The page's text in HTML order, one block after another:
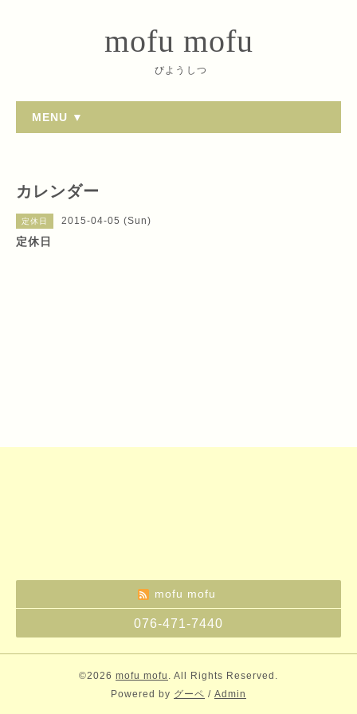
mofu mofu
びようしつ
MENU ▼
カレンダー
定休日 2015-04-05 (Sun)
定休日
mofu mofu
076-471-7440
©2026 mofu mofu . All Rights Reserved.
Powered by グーペ / Admin